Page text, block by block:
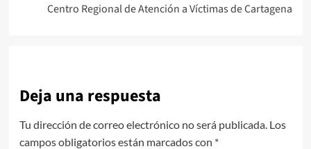
Centro Regional de Atención a Víctimas de Cartagena
Deja una respuesta
Tu dirección de correo electrónico no será publicada. Los
campos obligatorios están marcados con *